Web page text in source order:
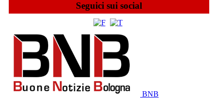
Seguici sui social
BNB